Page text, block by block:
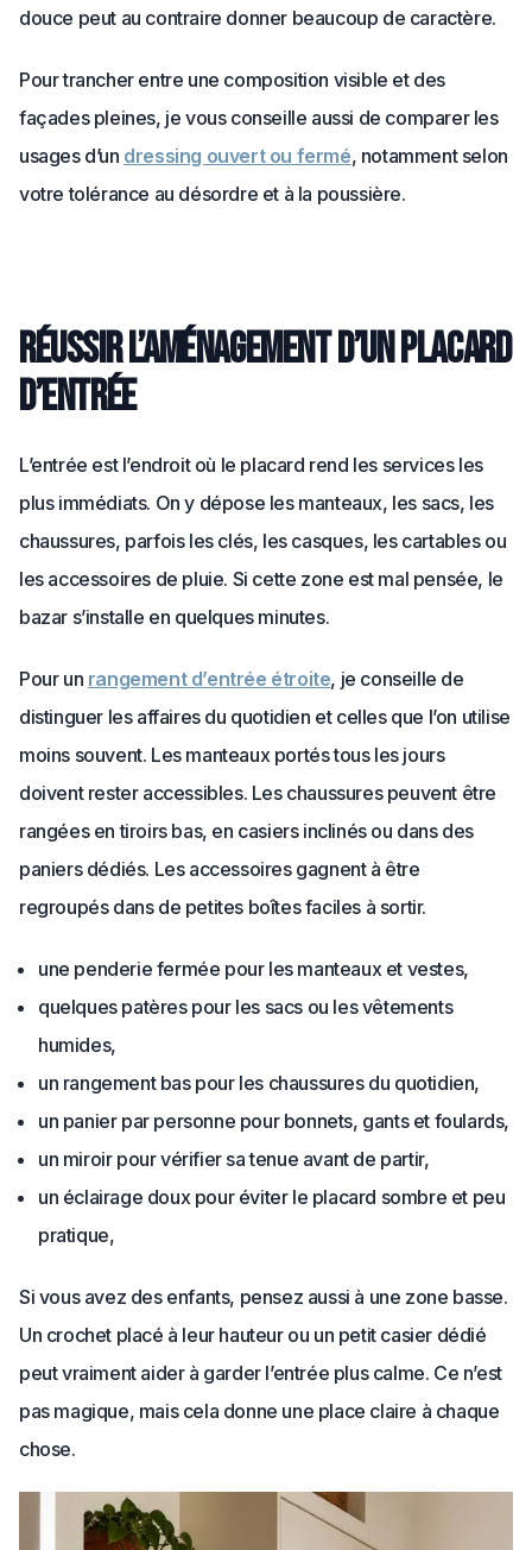
douce peut au contraire donner beaucoup de caractère.
Pour trancher entre une composition visible et des
façades pleines, je vous conseille aussi de comparer les
usages d’un dressing ouvert ou fermé, notamment selon
votre tolérance au désordre et à la poussière.
Réussir l’aménagement d’un placard
d’entrée
L’entrée est l’endroit où le placard rend les services les
plus immédiats. On y dépose les manteaux, les sacs, les
chaussures, parfois les clés, les casques, les cartables ou
les accessoires de pluie. Si cette zone est mal pensée, le
bazar s’installe en quelques minutes.
Pour un rangement d’entrée étroite, je conseille de
distinguer les affaires du quotidien et celles que l’on utilise
moins souvent. Les manteaux portés tous les jours
doivent rester accessibles. Les chaussures peuvent être
rangées en tiroirs bas, en casiers inclinés ou dans des
paniers dédiés. Les accessoires gagnent à être
regroupés dans de petites boîtes faciles à sortir.
une penderie fermée pour les manteaux et vestes,
quelques patères pour les sacs ou les vêtements
humides,
un rangement bas pour les chaussures du quotidien,
un panier par personne pour bonnets, gants et foulards,
un miroir pour vérifier sa tenue avant de partir,
un éclairage doux pour éviter le placard sombre et peu
pratique,
Si vous avez des enfants, pensez aussi à une zone basse.
Un crochet placé à leur hauteur ou un petit casier dédié
peut vraiment aider à garder l’entrée plus calme. Ce n’est
pas magique, mais cela donne une place claire à chaque
chose.